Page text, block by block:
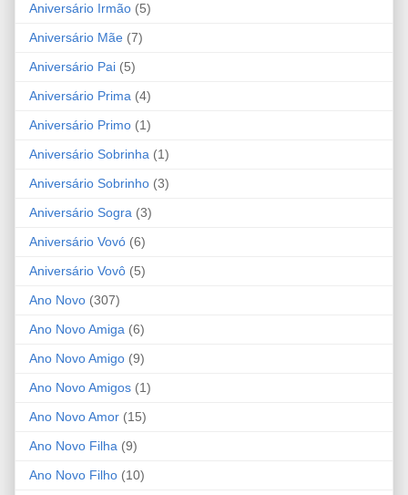
Aniversário Irmão (5)
Aniversário Mãe (7)
Aniversário Pai (5)
Aniversário Prima (4)
Aniversário Primo (1)
Aniversário Sobrinha (1)
Aniversário Sobrinho (3)
Aniversário Sogra (3)
Aniversário Vovó (6)
Aniversário Vovô (5)
Ano Novo (307)
Ano Novo Amiga (6)
Ano Novo Amigo (9)
Ano Novo Amigos (1)
Ano Novo Amor (15)
Ano Novo Filha (9)
Ano Novo Filho (10)